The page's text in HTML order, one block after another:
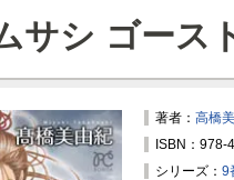
サシ ゴース
著者： 高橋
ISBN：978-
シリーズ： 9